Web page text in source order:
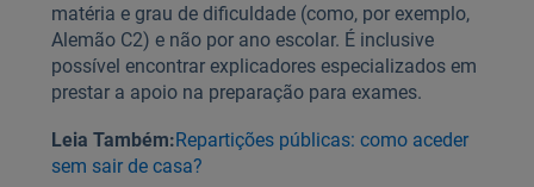
matéria e grau de dificuldade (como, por exemplo,
Alemão C2) e não por ano escolar. É inclusive
possível encontrar explicadores especializados em
prestar a apoio na preparação para exames.
Leia Também:Repartições públicas: como aceder
sem sair de casa?